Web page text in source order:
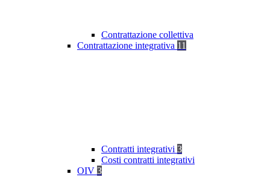
Contrattazione collettiva
Contrattazione integrativa 11
Contratti integrativi 3
Costi contratti integrativi
OIV 3